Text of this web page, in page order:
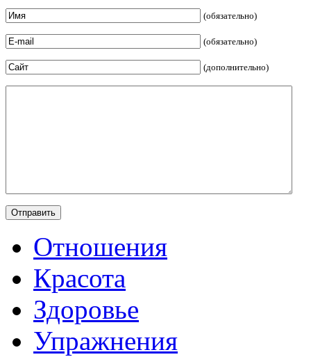
(обязательно)
(обязательно)
(дополнительно)
Отношения
Красота
Здоровье
Упражнения